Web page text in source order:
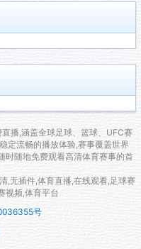
播,涵盖全球足球、篮球、UFC赛
定流畅的播放体验,赛事覆盖世界
时随地免费观看高清体育赛事的首
,无插件,体育直播,在线观看,足球赛
视频,体育平台
号